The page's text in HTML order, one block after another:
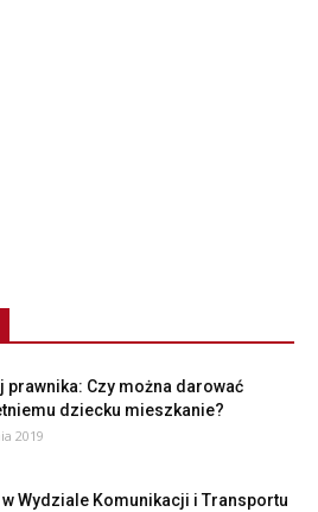
prawnika: Czy można darować
dziecku mieszkanie?
2019
w Wydziale Komunikacji i Transportu